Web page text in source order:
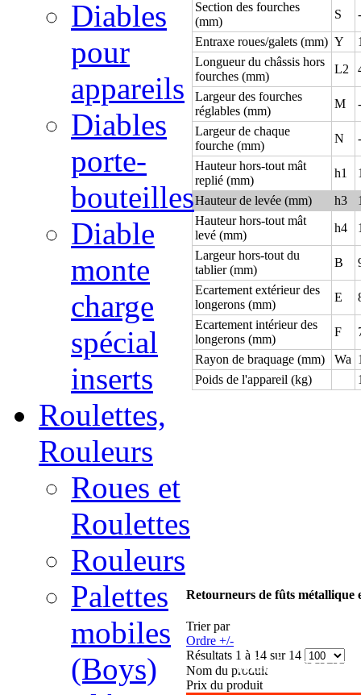
Section des fourches
(mm)
S
Entraxe roues/galets (mm) Y
Longueur du châssis hors
fourches (mm)
L2
Largeur des fourches
réglables (mm)
M
Largeur de chaque
fourche (mm)
N
Hauteur hors-tout mât
replié (mm)
h1
Hauteur de levée (mm)
h3
Hauteur hors-tout mât
levé (mm)
h4
Largeur hors-tout du
tablier (mm)
B
Ecartement extérieur des
longerons (mm)
E
Ecartement intérieur des
longerons (mm)
F
Rayon de braquage (mm)
Wa
Poids de l'appareil (kg)
HELVETICA,
Retourneurs de fûts métallique
Trier par
Ordre +/-
Résultats 1 à 14 sur 14
Nom du produit
Prix du produit
Diables
pour
appareils
Diables
porte-
bouteilles
Diable
monte
charge
spécial
inserts
Roulettes,
Rouleurs
Roues et
Roulettes
Rouleurs
Palettes
mobiles
(Boys)